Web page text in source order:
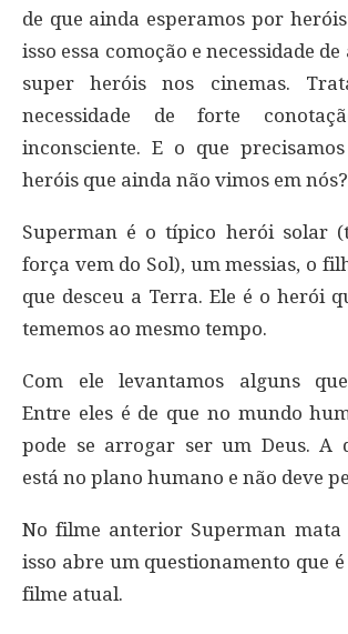
de que ainda esperamos por
isso essa comoção e necessidade
super heróis nos cinemas.
necessidade de forte
inconsciente. E o que
heróis que ainda não vimos em nós?
Superman é o típico herói solar
força vem do Sol), um messias, o
que desceu a Terra. Ele é o herói
tememos ao mesmo tempo.
Com ele levantamos alguns
Entre eles é de que no mundo
pode se arrogar ser um Deus. A
está no plano humano e não deve
No filme anterior Superman mata
isso abre um questionamento que
filme atual.